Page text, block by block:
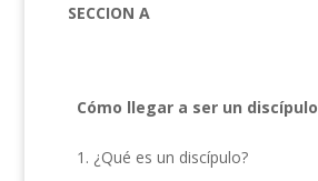
SECCION A
Cómo llegar a ser un discípulo
1. ¿Qué es un discípulo?